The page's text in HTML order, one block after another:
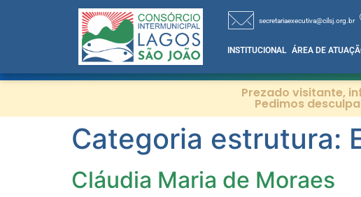
secretariaexecutiva@cilsj.org.br
INSTITUCIONAL ÁREA DE
Prezado visitante,
Pedimos
Categoria estrutura:
Cláudia Maria de Moraes